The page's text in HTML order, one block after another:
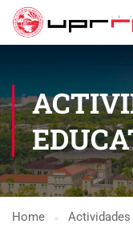
Home